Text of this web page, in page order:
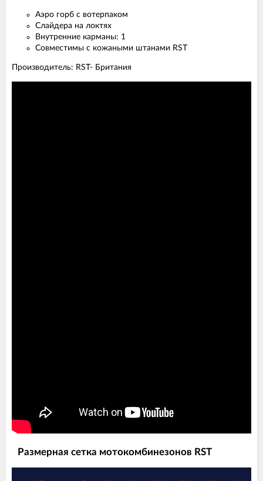
Аэро горб с вотерпаком
Слайдера на локтях
Внутренние карманы: 1
Совместимы с кожаными штанами RST
Производитель: RST- Британия
Размерная сетка мотокомбинезонов RST